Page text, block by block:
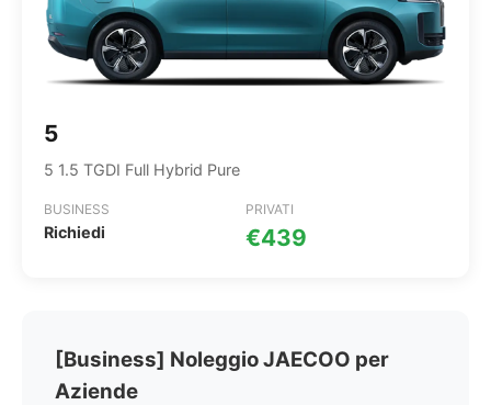
5
5 1.5 TGDI Full Hybrid Pure
BUSINESS
Richiedi
PRIVATI
€439
[Business] Noleggio JAECOO per
Aziende